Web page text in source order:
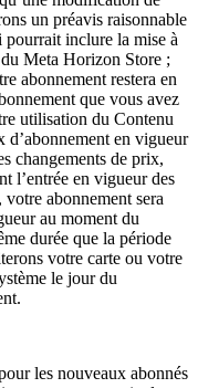
un préavis raisonnable
inclure la mise à
Meta Horizon Store ;
abonnement restera en
que vous avez
utilisation du Contenu
d’abonnement en vigueur
changements de prix,
l’entrée en vigueur des
abonnement sera
au moment du
durée que la période
votre carte ou votre
le jour du
les nouveaux abonnés